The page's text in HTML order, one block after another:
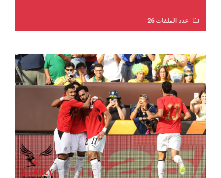
عدد الملفات 26